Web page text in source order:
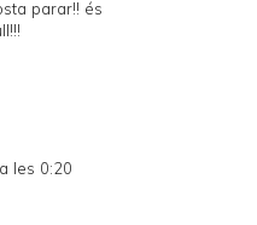
parar!! és
les 0:20